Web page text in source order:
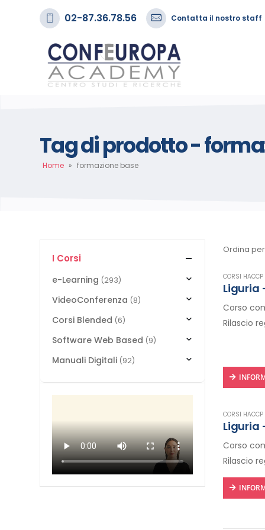
02-87.36.78.56 Contatta il nostro staff
Tag di prodotto -
Home » formazione base
Ordina
CORSI
Liguria
Corso
Rilascio
CORSI
Liguria
Corso
Rilascio
I Corsi
e-Learning (293)
VideoConferenza (8)
Corsi Blended (6)
Software Web Based (9)
Manuali Digitali (92)